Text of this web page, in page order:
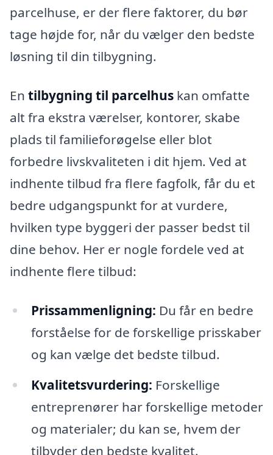
parcelhuse, er der flere faktorer, du bør
tage højde for, når du vælger den bedste
løsning til din tilbygning.
En tilbygning til parcelhus kan omfatte
alt fra ekstra værelser, kontorer, skabe
plads til familieforøgelse eller blot
forbedre livskvaliteten i dit hjem. Ved at
indhente tilbud fra flere fagfolk, får du et
bedre udgangspunkt for at vurdere,
hvilken type byggeri der passer bedst til
dine behov. Her er nogle fordele ved at
indhente flere tilbud:
Prissammenligning: Du får en bedre
forståelse for de forskellige prisskaber
og kan vælge det bedste tilbud.
Kvalitetsvurdering: Forskellige
entreprenører har forskellige metoder
og materialer; du kan se, hvem der
tilbyder den bedste kvalitet.